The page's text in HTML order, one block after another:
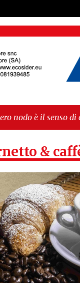
comunità" -"Cava
&